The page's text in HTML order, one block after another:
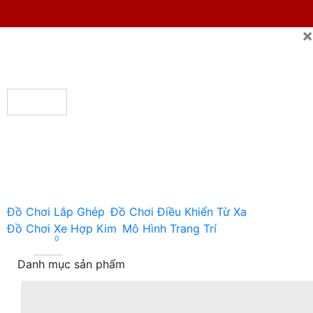
×
Đồ Chơi Lắp Ghép Đồ Chơi Điều Khiển Từ Xa
Đồ Chơi Xe Hợp Kim Mô Hình Trang Trí
0
Danh mục sản phẩm